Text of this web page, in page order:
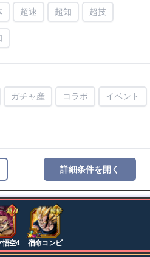
超速 超知 超技
ガチャ産 コラボ イベント
詳細条件を開く
悟空4 宿命コンビ